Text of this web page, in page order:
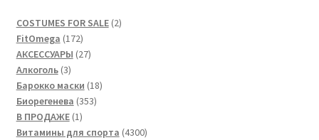
COSTUMES FOR SALE 22
FitOmega 172172
товара
АКСЕССУАРЫ 2727
Алкоголь 33
товара
Барокко маски 1818
Биорегенева 353353
В ПРОДАЖЕ 11
товар
Витамины для спорта 43004300